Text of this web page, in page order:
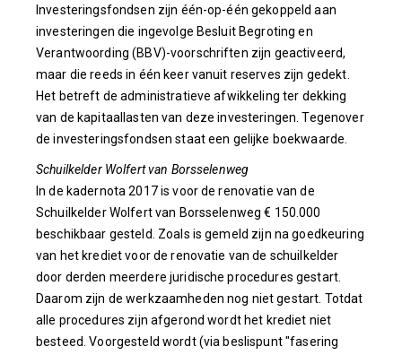
Investeringsfondsen zijn één-op-één gekoppeld aan
investeringen die ingevolge Besluit Begroting en
Verantwoording (BBV)-voorschriften zijn geactiveerd,
maar die reeds in één keer vanuit reserves zijn gedekt.
Het betreft de administratieve afwikkeling ter dekking
van de kapitaallasten van deze investeringen. Tegenover
de investeringsfondsen staat een gelijke boekwaarde.
Schuilkelder Wolfert van Borsselenweg
In de kadernota 2017 is voor de renovatie van de
Schuilkelder Wolfert van Borsselenweg € 150.000
beschikbaar gesteld. Zoals is gemeld zijn na goedkeuring
van het krediet voor de renovatie van de schuilkelder
door derden meerdere juridische procedures gestart.
Daarom zijn de werkzaamheden nog niet gestart. Totdat
alle procedures zijn afgerond wordt het krediet niet
besteed. Voorgesteld wordt (via beslispunt "fasering